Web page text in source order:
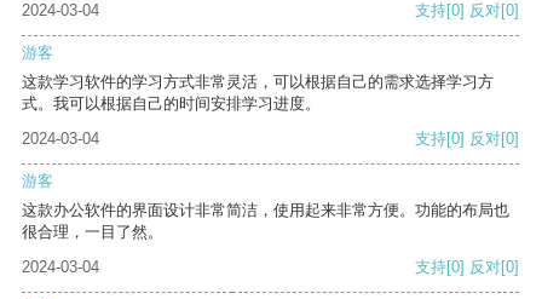
2024-03-04
支持[0] 反对[0]
游客
这款学习软件的学习方式非常灵活，可以根据自己的需求选择学习方
式。我可以根据自己的时间安排学习进度。
2024-03-04
支持[0] 反对[0]
游客
这款办公软件的界面设计非常简洁，使用起来非常方便。功能的布局也
很合理，一目了然。
2024-03-04
支持[0] 反对[0]